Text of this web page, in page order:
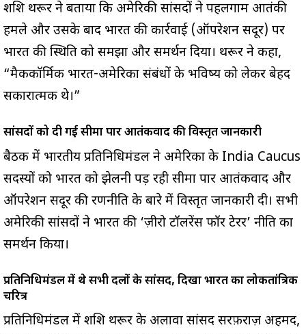
शशि थरूर ने बताया कि अमेरिकी सांसदों ने पहलगाम आतंकी
हमले और उसके बाद भारत की कार्रवाई (ऑपरेशन सिंदूर) पर
भारत की स्थिति को समझा और समर्थन दिया। थरूर ने कहा,
“मैककॉर्मिक भारत-अमेरिका संबंधों के भविष्य को लेकर बेहद
सकारात्मक थे।”
सांसदों को दी गई सीमा पार आतंकवाद की विस्तृत जानकारी
बैठक में भारतीय प्रतिनिधिमंडल ने अमेरिका के India Caucus
सदस्यों को भारत को झेलनी पड़ रही सीमा पार आतंकवाद और
ऑपरेशन सिंदूर की रणनीति के बारे में विस्तृत जानकारी दी। सभी
अमेरिकी सांसदों ने भारत की ‘ज़ीरो टॉलरेंस फॉर टेरर’ नीति का
समर्थन किया।
प्रतिनिधिमंडल में थे सभी दलों के सांसद, दिखा भारत का लोकतांत्रिक
चरित्र
प्रतिनिधिमंडल में शशि थरूर के अलावा सांसद सरफ़राज़ अहमद,